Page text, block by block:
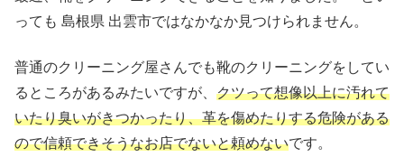
っても 島根県 出雲市ではなかなか見つけられません。
普通のクリーニング屋さんでも靴のクリーニングをしてい
るところがあるみたいですが、 クツって想像以上に汚れて
いたり臭いがきつかったり、革を傷めたりする危険がある
ので信頼できそうなお店でないと頼めないです。